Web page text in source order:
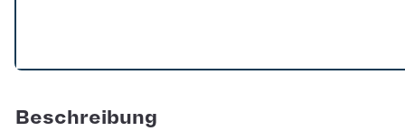
Beschreibung